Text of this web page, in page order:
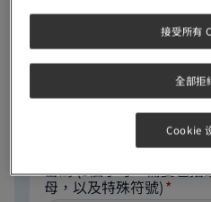
The email address is not
used if you need to be
or for opted-in notifications.
密碼(8個字母，需要包括
母，以及特殊符號)
全部拒
接受所有
Cookie